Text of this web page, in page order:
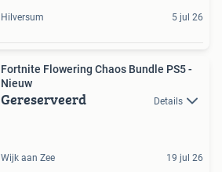
Hilversum 5 jul 26
Fortnite Flowering Chaos Bundle PS5 -
Nieuw
Gereserveerd Details
Wijk aan Zee 19 jul 26